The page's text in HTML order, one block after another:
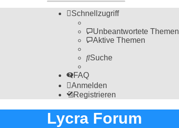
Schnellzugriff
Unbeantwortete Themen
Aktive Themen
Suche
FAQ
Anmelden
Registrieren
Lycra Forum